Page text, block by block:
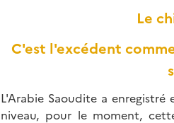
Le
C'est l'excédent
L'Arabie Saoudite a
niveau, pour le moment,